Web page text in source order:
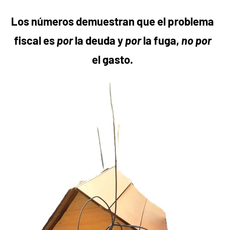
Los números demuestran que el problema
fiscal esporla deuda yporla fuga, no por
el gasto.